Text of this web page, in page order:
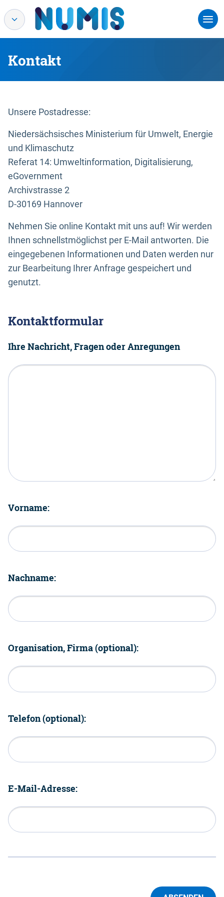
Kontakt
Unsere Postadresse:
Niedersächsisches Ministerium für Umwelt, Energie
und Klimaschutz
Referat 14: Umweltinformation, Digitalisierung,
eGovernment
Archivstrasse 2
D-30169 Hannover
Nehmen Sie online Kontakt mit uns auf! Wir werden
Ihnen schnellstmöglichst per E-Mail antworten. Die
eingegebenen Informationen und Daten werden nur
zur Bearbeitung Ihrer Anfrage gespeichert und
genutzt.
Kontaktformular
Ihre Nachricht, Fragen oder Anregungen
Vorname:
Nachname:
Organisation, Firma (optional):
Telefon (optional):
E-Mail-Adresse: